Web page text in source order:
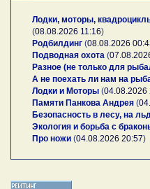
Лодки, моторы,
(08.08.2026 11:16)
Родбилдинг (08.08.2026
Подводная охота (
Разное (не только для
А не поехать ли нам на
Лодки и Моторы (04.08.2026
Памяти Панкова Андрея (
Безопасность в лесу, на
Экология и борьба с
Про ножи (04.08.2026 20:57)